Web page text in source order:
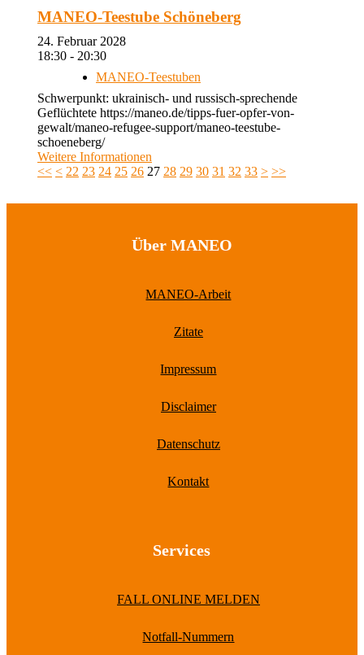
MANEO-Teestube Schöneberg
24. Februar 2028
18:30 - 20:30
MANEO-Teestuben
Schwerpunkt: ukrainisch- und russisch-sprechende
Geflüchtete https://maneo.de/tipps-fuer-opfer-von-
gewalt/maneo-refugee-support/maneo-teestube-
schoeneberg/
Weitere Informationen
<< < 22 23 24 25 26 27 28 29 30 31 32 33 > >>
Über MANEO
MANEO-Arbeit
Zitate
Impressum
Disclaimer
Datenschutz
Kontakt
Services
FALL ONLINE MELDEN
Notfall-Nummern